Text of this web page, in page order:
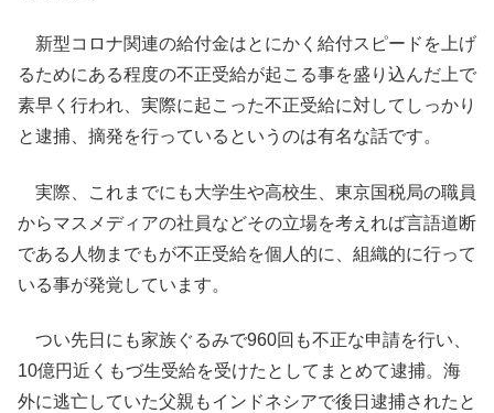
新型コロナ関連の給付金はとにかく給付スピードを上げ
るためにある程度の不正受給が起こる事を盛り込んだ上で
素早く行われ、実際に起こった不正受給に対してしっかり
と逮捕、摘発を行っているというのは有名な話です。
実際、これまでにも大学生や高校生、東京国税局の職員
からマスメディアの社員などその立場を考えれば言語道断
である人物までもが不正受給を個人的に、組織的に行って
いる事が発覚しています。
つい先日にも家族ぐるみで960回も不正な申請を行い、
10億円近くもづ生受給を受けたとしてまとめて逮捕。海
外に逃亡していた父親もインドネシアで後日逮捕されたと